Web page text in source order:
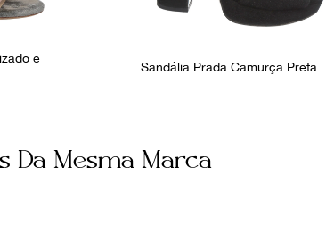
e
Sandália Prada Camurça Preta
Da Mesma Marca